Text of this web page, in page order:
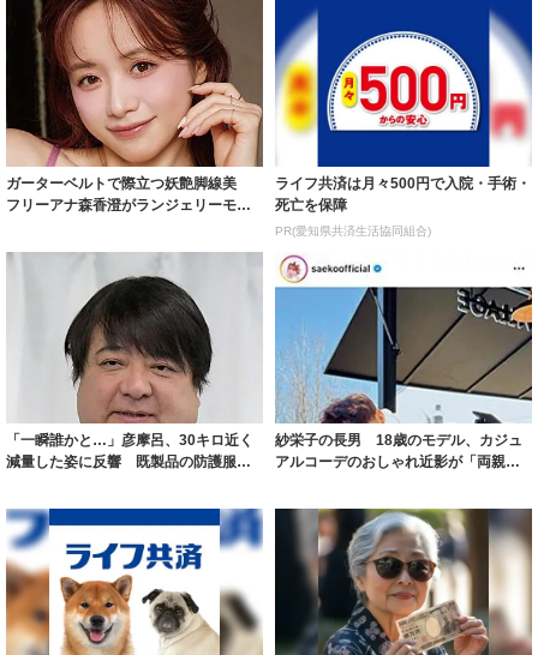
ガーターベルトで際立つ妖艶脚線美
フリーアナ森香澄がランジェリーモデ
ライフ共済は月々500円で入院・手術・
死亡を保障
PR(愛知県共済生活協同組合)
「一瞬誰かと…」彦摩呂、30キロ近く
減量した姿に反響 既製品の防護服が
紗栄子の長男 18歳のモデル、カジュ
アルコーデのおしゃれ近影が「両親の